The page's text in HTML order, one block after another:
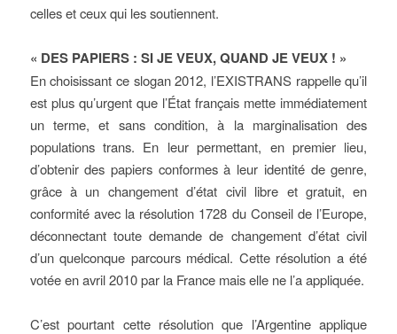
celles et ceux qui les soutiennent.
« DES PAPIERS : SI JE VEUX, QUAND JE VEUX ! »
En choisissant ce slogan 2012, l’EXISTRANS rappelle qu’il
est plus qu’urgent que l’État français mette immédiatement
un terme, et sans condition, à la marginalisation des
populations trans. En leur permettant, en premier lieu,
d’obtenir des papiers conformes à leur identité de genre,
grâce à un changement d’état civil libre et gratuit, en
conformité avec la résolution 1728 du Conseil de l’Europe,
déconnectant toute demande de changement d’état civil
d’un quelconque parcours médical. Cette résolution a été
votée en avril 2010 par la France mais elle ne l’a appliquée.
C’est pourtant cette résolution que l’Argentine applique